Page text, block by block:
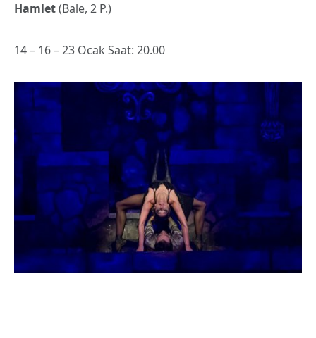
Hamlet(Bale, 2 P.)
14 – 16 – 23 Ocak Saat: 20.00